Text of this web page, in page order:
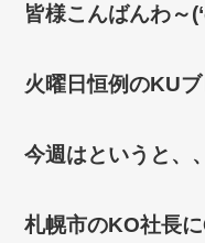
皆様こんばんわ～
火曜日恒例のKU
今週はというと、
札幌市のKO社長